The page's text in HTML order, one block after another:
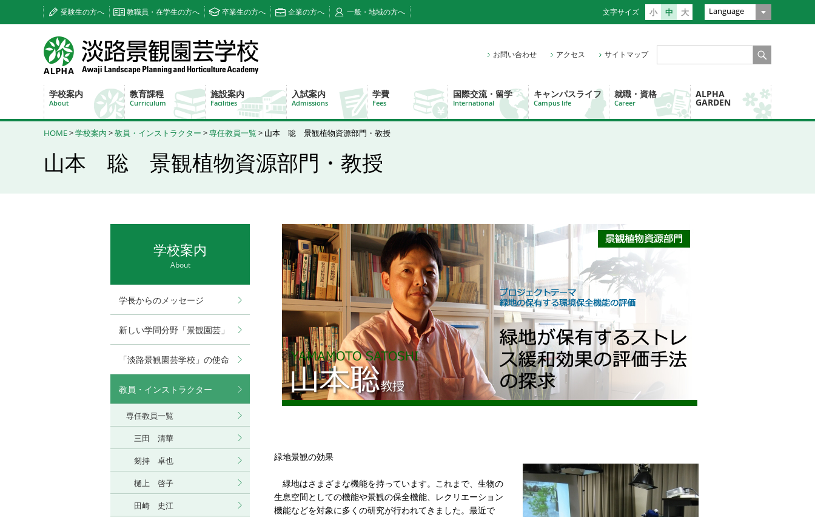
Language
文字サイズ 小 中 大
受験生の方へ 教職員・在学生の方へ 卒業生の方へ 企業の方へ 一般・地域の方へ
学校案内
About
教育課程
Curriculum
施設案内
Facilities
入試案内
Admissions
学費
Fees
国際交流・留学
International
キャンパスライフ
Campus life
就職・資格
Career
ALPHA
GARDEN
お問い合わせ アクセス サイトマップ
HOME>学校案内 >教員・インストラクター >専任教員一覧 > 山本 聡 景観植物資源部門・教授
山本 聡 景観植物資源部門・教授
緑地景観の効果
緑地はさまざまな機能を持っています。これまで、生物の
生息空間としての機能や景観の保全機能、レクリエーション
機能などを対象に多くの研究が行われてきました。最近で
学校案内
About
学長からのメッセージ
新しい学問分野「景観園芸」
「淡路景観園芸学校」の使命
教員・インストラクター
専任教員一覧
三田 清華
剱持 卓也
樋上 啓子
田崎 史江